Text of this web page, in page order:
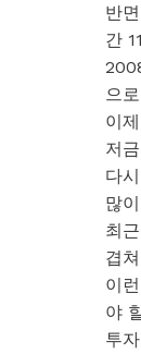
반
간
으
이
저
다
많
최
겹
이
야
투